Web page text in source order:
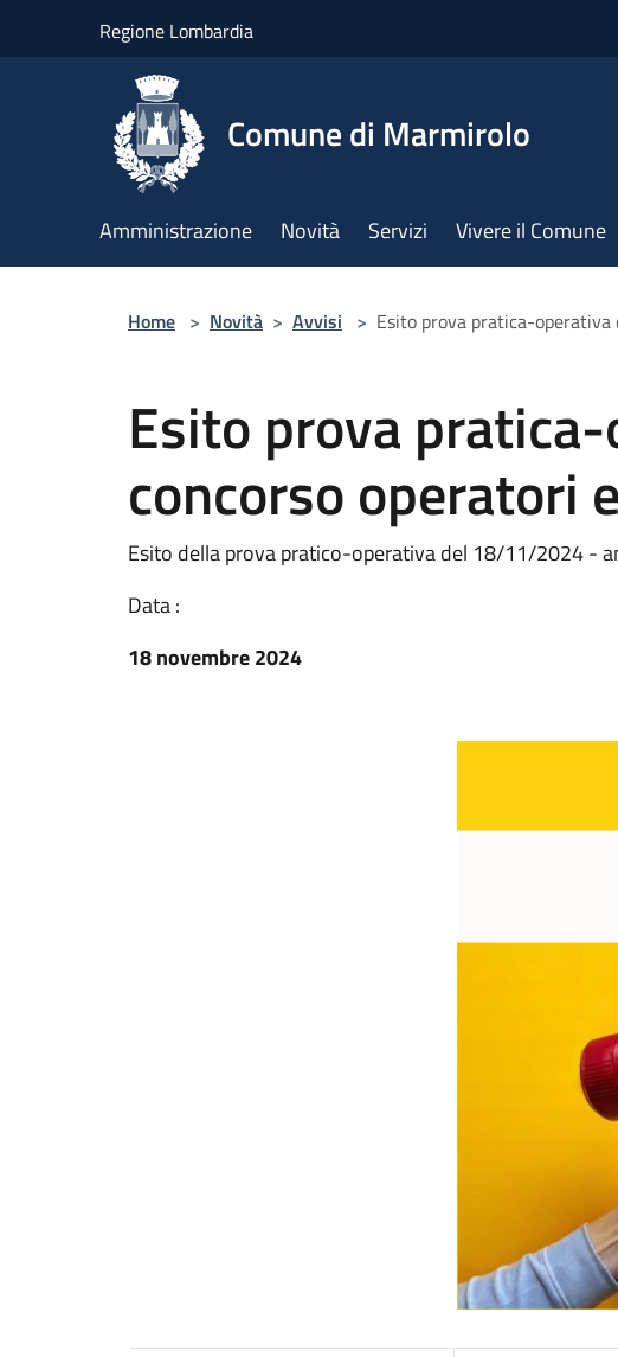
Regione Lombardia
Comune di Marmirolo
Amministrazione Novità Servizi Vivere il Comune
Home > Novità > Avvisi > Esito prova pratica-
Esito prova
concorso operatori
Esito della prova pratico-operativa del 18/11/2024 -
Data :
18 novembre 2024